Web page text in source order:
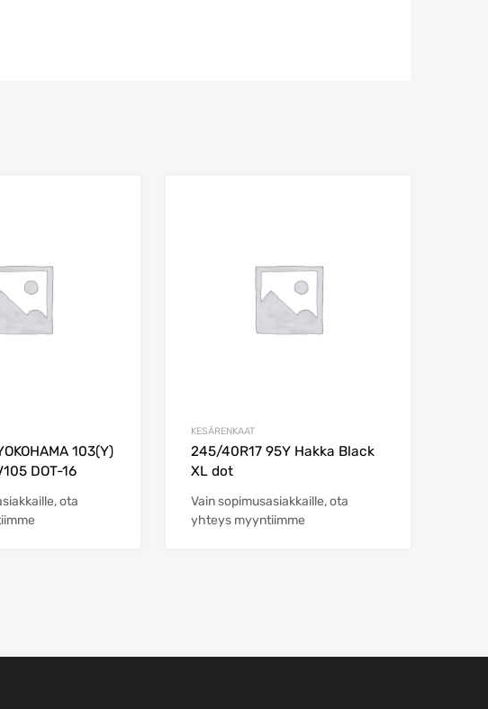
103(Y)
DOT-16
ota
KESÄRENKAAT
245/40R17 95Y Hakka Black
XL dot
Vain sopimusasiakkaille, ota
yhteys myyntiimme